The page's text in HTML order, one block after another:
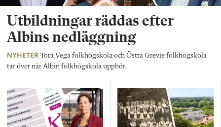
Utbildningar räddas efter
Albins nedläggning
NYHETER Tora Vega folkhögskola och Östra Grevie folkhögskola
tar över när Albin folkhögskola upphör.